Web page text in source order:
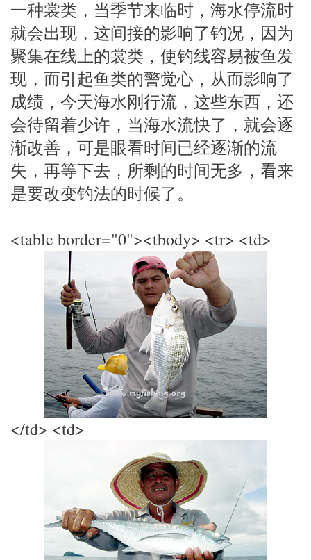
一种裳类，当季节来临时，海水停流时
就会出现，这间接的影响了钓况，因为
聚集在线上的裳类，使钓线容易被鱼发
现，而引起鱼类的警觉心，从而影响了
成绩，今天海水刚行流，这些东西，还
会待留着少许，当海水流快了，就会逐
渐改善，可是眼看时间已经逐渐的流
失，再等下去，所剩的时间无多，看来
是要改变钓法的时候了。
<table border="0"><tbody> <tr> <td>
</td> <td>